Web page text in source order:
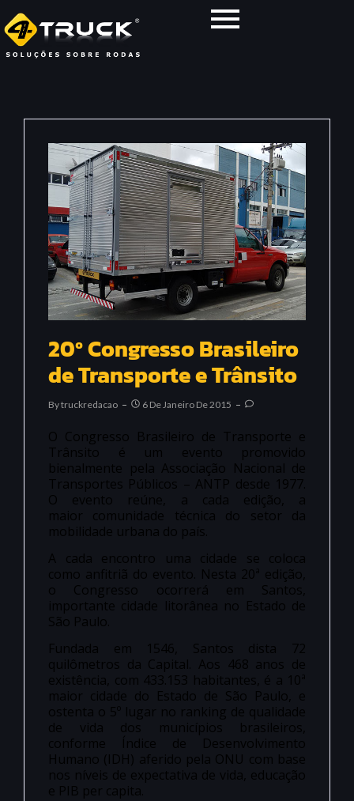
20º Congresso Brasileiro
de Transporte e Trânsito
ByTruckredacao 6 De Janeiro De 2015
O Congresso Brasileiro de Transporte e
Trânsito é um evento promovido
bienalmente pela Associação Nacional de
Transportes Públicos – ANTP desde 1977.
O evento reúne, a cada edição, a
maior comunidade técnica do setor da
mobilidade urbana do país.
A cada encontro uma cidade se coloca
como anfitriã do evento. Nesta 20ª edição,
o Congresso ocorrerá em Santos,
importante cidade litorânea no Estado de
São Paulo.
Fundada em 1546, Santos dista 72
quilômetros da Capital. Aos 468 anos de
existência, com 433.153 habitantes, é a 10ª
maior cidade do Estado de São Paulo, e
ostenta o 5º lugar no ranking de qualidade
de vida dos municípios brasileiros,
conforme Índice de Desenvolvimento
Humano (IDH) aferido pela ONU com base
nos níveis de expectativa de vida, educação
e PIB per capita.